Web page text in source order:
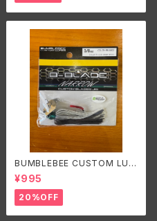
BUMBLEBEE CUSTOM LUR
ES B-BLADE NARROW 3/8o
z バンブルビーカスタムルアーズ
ビーブレードナロー 3/8oz
¥995
20%OFF